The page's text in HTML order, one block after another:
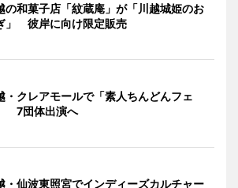
の和菓子店「紋蔵庵」が「川越城姫のお
」 彼岸に向け限定販売
・クレアモールで「素人ちんどんフェ
7団体出演へ
・仙波東照宮でインディーズカルチャー